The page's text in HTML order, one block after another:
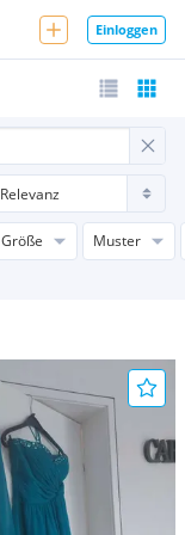
Einloggen
Größe
Muster